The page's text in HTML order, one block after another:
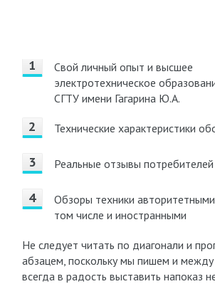
Свой личный опыт и высшее
электротехническое
СГТУ имени Гагарина Ю.А.
Технические характеристики
Реальные отзывы потребителей
Обзоры техники
том числе и иностранными
Не следует читать по диагонали и
абзацем, поскольку мы пишем и между
всегда в радость выставить напоказ